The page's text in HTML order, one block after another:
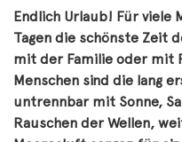
Endlich Urlaub! Für viele
Tagen die schönste Zeit
mit der Familie oder mit
Menschen sind die lang
untrennbar mit Sonne,
Rauschen der Wellen,